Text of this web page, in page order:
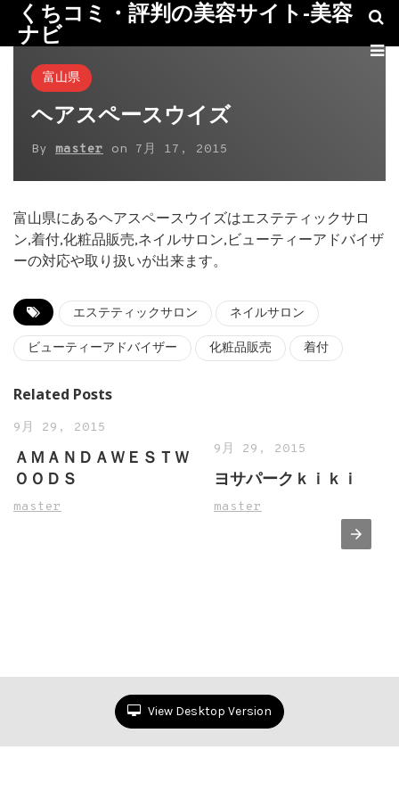
くちコミ・評判の美容サイト-美容
ナビ
富山県
ヘアスペースウイズ
By master on 7月 17, 2015
富山県にあるヘアスペースウイズはエステティックサロ
ン,着付,化粧品販売,ネイルサロン,ビューティーアドバイザ
ーの対応や取り扱いが出来ます。
エステティックサロン ネイルサロン
ビューティーアドバイザー 化粧品販売 着付
Related Posts
9月 29, 2015
ＡＭＡＮＤＡＷＥＳＴＷ
ＯＯＤＳ
master
9月 29, 2015
ヨサパークｋｉｋｉ
master
View Desktop Version